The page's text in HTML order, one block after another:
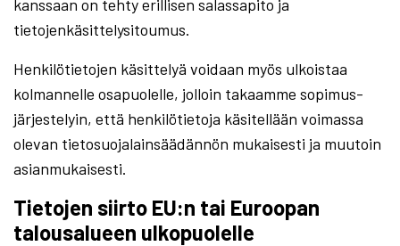
kanssaan on tehty erillisen salassapito ja
tietojenkäsittelysitoumus.
Henkilötietojen käsittelyä voidaan myös ulkoistaa
kolmannelle osapuolelle, jolloin takaamme sopimus-
järjestelyin, että henkilötietoja käsitellään voimassa
olevan tietosuojalainsäädännön mukaisesti ja muutoin
asianmukaisesti.
Tietojen siirto EU:n tai Euroopan
talousalueen ulkopuolelle